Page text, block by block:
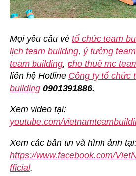
Mọi yêu cầu về tổ chức team
lịch team building, ý tưởng
team building, cho thuê mc
liên hệ Hotline Công ty tổ chức
building 0901391886.
Xem video tại:
youtube.com/
Xem các bản tin và hình ảnh tại:
https://www.facebook.com/
fficial.